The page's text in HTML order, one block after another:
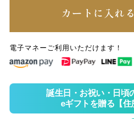
カートに入れる
電子マネーご利用いただけます！